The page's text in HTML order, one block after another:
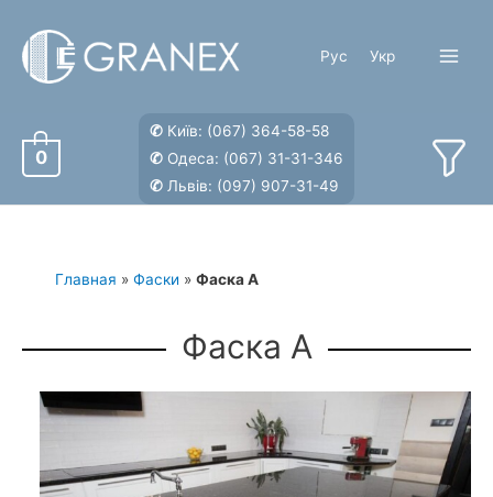
содержимому
Рус Укр
0
✆ Київ: (067) 364-58-58
✆ Одеса: (067) 31-31-346
✆ Львів: (097) 907-31-49
Главная » Фаски » Фаска A
Фаска A